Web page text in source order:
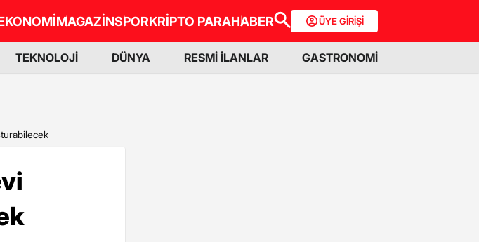
MAGAZİNSPORKRİPTO PARAHABER ÜYE GİRİŞİ
TEKNOLOJİ DÜNYA RESMİ İLANLAR GASTRONOMİ